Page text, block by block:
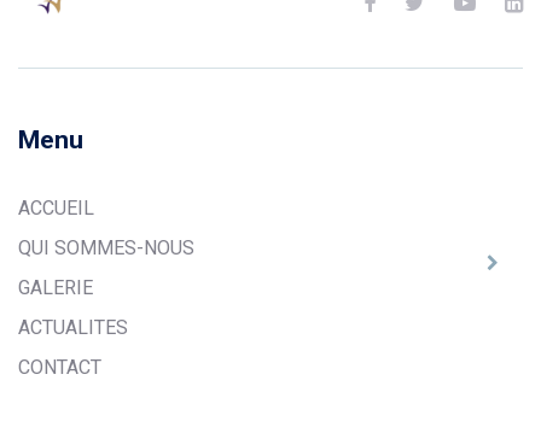
Menu
ACCUEIL
QUI SOMMES-NOUS
GALERIE
ACTUALITES
CONTACT